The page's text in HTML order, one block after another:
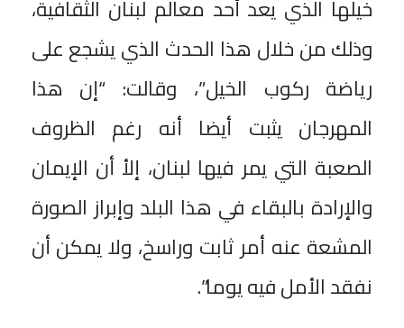
خيلها الذي يعد أحد معالم لبنان الثقافية،
وذلك من خلال هذا الحدث الذي يشجع على
رياضة ركوب الخيل”، وقالت: “إن هذا
المهرجان يثبت أيضا أنه رغم الظروف
الصعبة التي يمر فيها لبنان، إلأ أن الإيمان
والإرادة بالبقاء في هذا البلد وإبراز الصورة
المشعة عنه أمر ثابت وراسخ، ولا يمكن أن
نفقد الأمل فيه يوما”.